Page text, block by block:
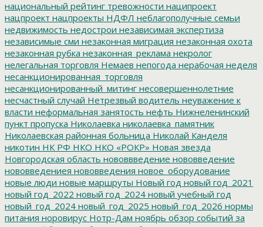
национальный рейтинг тревожности наципроект
нацпроект нацпроекты НДФЛ неблагополучные семьи
недвижимость недострои независимая экспертиза
независимые сми незаконная миграция незаконная охота
незаконная рубка незаконная_реклама некролог
нелегальная торговля Немаев непогода нерабочая неделя
несанкционированная_торговля
несанкционированный_митинг несовершеннолетние
несчастный случай Нетрезвый водитель неуважение к
власти неформальная занятость нефть Нижнеленинский
пункт пропуска Николаевка николаевка_памятник
Николаевская районная больница Николай Канделя
никотин НК РФ НКО НКО «РОКР» Новая звезда
Новгородская область нововвведение нововведение
нововведениея нововведения новое_оборудование
новые люди новые маршруты Новый год новый год_2021
новый год_2022 новый год_2024 новый учебный год
новый_год_2024 новый_год_2025 новый_год_2026 нормы
питания норовирус Нотр-Дам ноябрь обзор событий за